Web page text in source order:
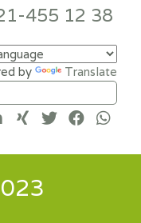
455 12 38
by Translate